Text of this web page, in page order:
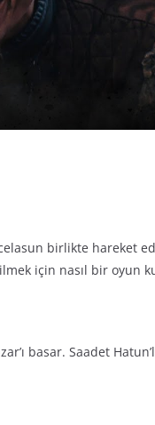
birlikte hareket
için nasıl bir oyun
basar. Saadet